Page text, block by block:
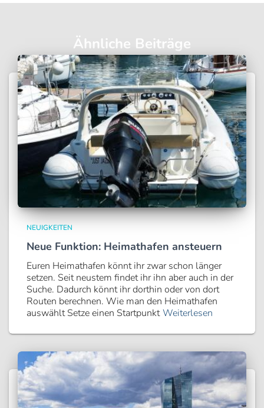
Ähnliche Beiträge
NEUIGKEITEN
Neue Funktion: Heimathafen ansteuern
Euren Heimathafen könnt ihr zwar schon länger
setzen. Seit neustem findet ihr ihn aber auch in der
Suche. Dadurch könnt ihr dorthin oder von dort
Routen berechnen. Wie man den Heimathafen
auswählt Setze einen Startpunkt Weiterlesen